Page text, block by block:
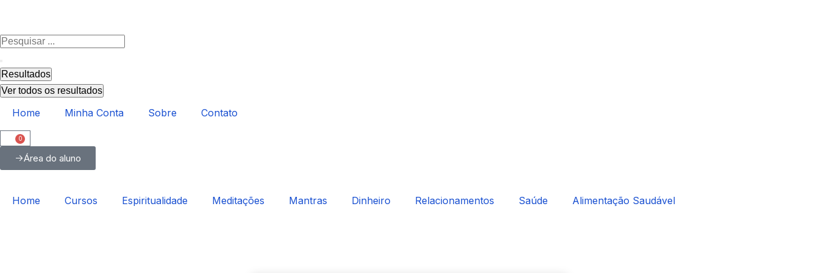
Resultados
Ver todos os resultados
Home Minha Conta Sobre Contato
0
Área do aluno
Home Cursos Espiritualidade Meditações Mantras Dinheiro Relacionamentos Saúde Alimentação Saudável